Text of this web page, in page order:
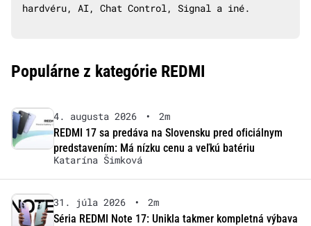
hardvéru, AI, Chat Control, Signal a iné.
Populárne z kategórie REDMI
4. augusta 2026 •
2m
REDMI 17 sa predáva na Slovensku pred oficiálnym
predstavením: Má nízku cenu a veľkú batériu
Katarína Šimková
31. júla 2026 •
2m
Séria REDMI Note 17: Unikla takmer kompletná výbava